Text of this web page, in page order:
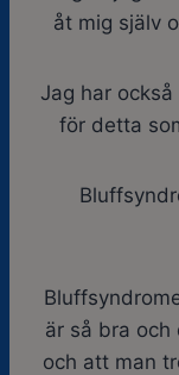
åt mig själv
Jag har
för detta
är så bra
och att man